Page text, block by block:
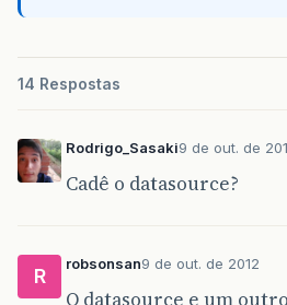
14 Respostas
Rodrigo_Sasaki9 de out. de
Cadê o datasource?
R
robsonsan9 de out. de 2012
O datasource e um